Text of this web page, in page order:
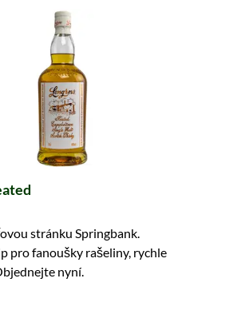
stránku Springbank.
pro fanoušky rašeliny, rychle
nyní.